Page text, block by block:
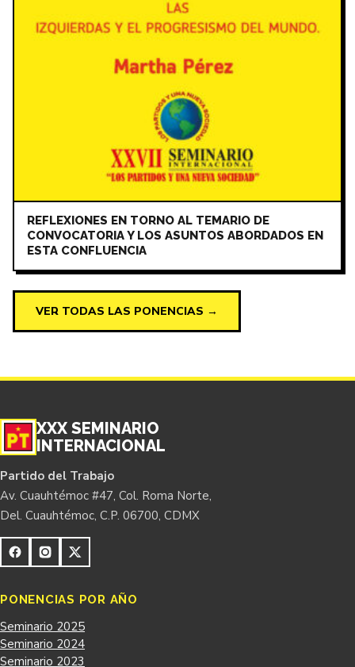
REFLEXIONES EN TORNO AL TEMARIO DE
CONVOCATORIA Y LOS ASUNTOS ABORDADOS EN
ESTA CONFLUENCIA
VER TODAS LAS PONENCIAS →
XXX SEMINARIO
INTERNACIONAL
Partido del Trabajo
Av. Cuauhtémoc #47, Col. Roma Norte,
Del. Cuauhtémoc, C.P. 06700, CDMX
PONENCIAS POR AÑO
Seminario 2025
Seminario 2024
Seminario 2023